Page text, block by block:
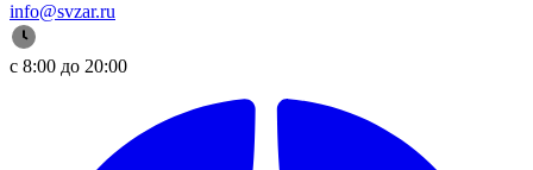
info@svzar.ru
с 8:00 до 20:00